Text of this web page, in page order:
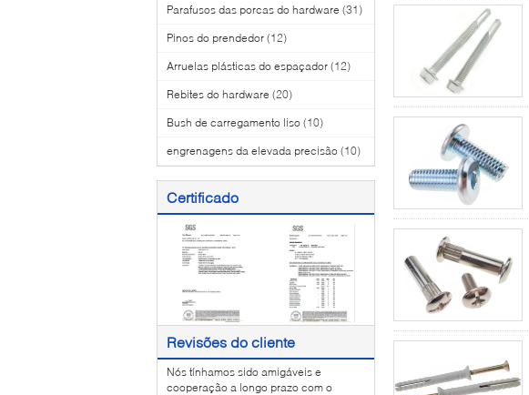
Parafusos das porcas do hardware (31)
Pinos do prendedor (12)
Arruelas plásticas do espaçador (12)
Rebites do hardware (20)
Bush de carregamento liso (10)
engrenagens da elevada precisão (10)
Certificado
Revisões do cliente
Nós tínhamos sido amigáveis e
cooperação a longo prazo com o